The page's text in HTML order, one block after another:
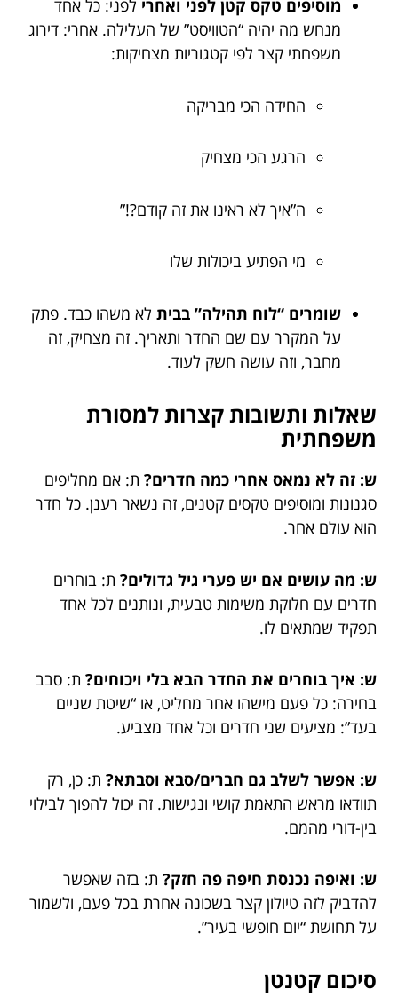
מוסיפים טקס קטן לפני ואחרי לפני: כל אחד
מנחש מה יהיה “הטוויסט” של העלילה. אחרי: דירוג
משפחתי קצר לפי קטגוריות מצחיקות:
החידה הכי מבריקה
הרגע הכי מצחיק
ה”איך לא ראינו את זה קודם?!”
מי הפתיע ביכולות שלו
שומרים “לוח תהילה” בבית לא משהו כבד. פתק
על המקרר עם שם החדר ותאריך. זה מצחיק, זה
מחבר, וזה עושה חשק לעוד.
שאלות ותשובות קצרות למסורת
משפחתית
ש: זה לא נמאס אחרי כמה חדרים? ת: אם מחליפים
סגנונות ומוסיפים טקסים קטנים, זה נשאר רענן. כל חדר
הוא עולם אחר.
ש: מה עושים אם יש פערי גיל גדולים? ת: בוחרים
חדרים עם חלוקת משימות טבעית, ונותנים לכל אחד
תפקיד שמתאים לו.
ש: איך בוחרים את החדר הבא בלי ויכוחים? ת: סבב
בחירה: כל פעם מישהו אחר מחליט, או “שיטת שניים
בעד”: מציעים שני חדרים וכל אחד מצביע.
ש: אפשר לשלב גם חברים/סבא וסבתא? ת: כן, רק
תוודאו מראש התאמת קושי ונגישות. זה יכול להפוך לבילוי
בין-דורי מהמם.
ש: ואיפה נכנסת חיפה פה חזק? ת: בזה שאפשר
להדביק לזה טיולון קצר בשכונה אחרת בכל פעם, ולשמור
על תחושת “יום חופשי בעיר”.
סיכום קטנטן